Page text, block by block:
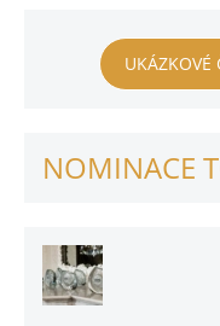
UKÁZKOVÉ
NOMINACE